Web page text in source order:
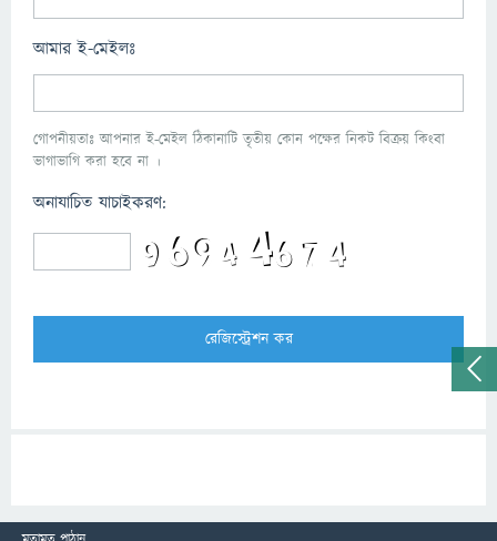
আমার ই-মেইলঃ
গোপনীয়তাঃ আপনার ই-মেইল ঠিকানাটি তৃতীয় কোন পক্ষের নিকট বিক্রয় কিংবা
ভাগাভাগি করা হবে না ।
অনাযাচিত যাচাইকরণ: